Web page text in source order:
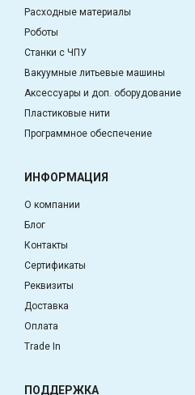
Расходные материалы
Роботы
Станки с ЧПУ
Вакуумные литьевые машины
Аксессуары и доп. оборудование
Пластиковые нити
Программное обеспечение
ИНФОРМАЦИЯ
О компании
Блог
Контакты
Сертификаты
Реквизиты
Доставка
Оплата
Trade In
ПОДДЕРЖКА